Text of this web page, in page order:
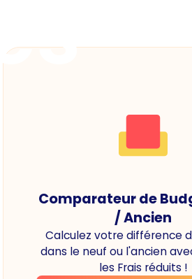
Comparateur de
/ Ancien
Calculez votre différence
dans le neuf ou l'ancien
les Frais réduits !